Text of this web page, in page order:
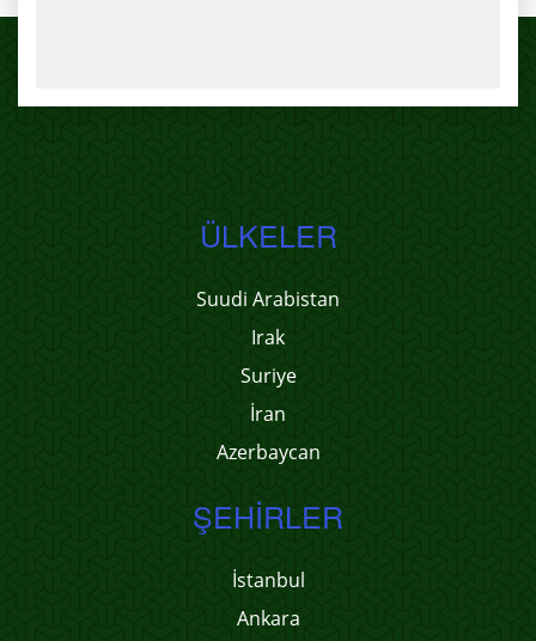
ÜLKELER
Suudi Arabistan
Irak
Suriye
İran
Azerbaycan
ŞEHIRLER
İstanbul
Ankara